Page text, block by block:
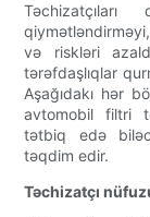
və riskləri
tərəfdaşlıqlar
Aşağıdakı hər
avtomobil filtri
tətbiq edə
təqdim edir.
Təchizatçı